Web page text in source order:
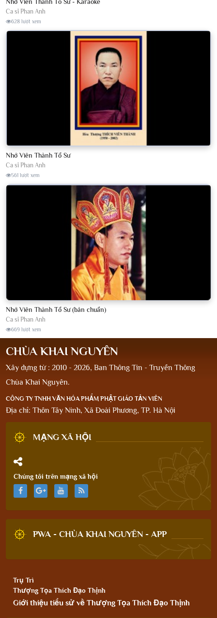
Ca sĩ Phan Anh
628 lượt xem
Nhớ Viên Thành Tổ Sư
Ca sĩ Phan Anh
561 lượt xem
Nhớ Viên Thành Tổ Sư (bản chuẩn)
Ca sĩ Phan Anh
669 lượt xem
CHÙA KHAI NGUYÊN
Xây dựng từ : 2010 - 2026, Ban Thông Tin - Truyền Thông
Chùa Khai Nguyên.
CÔNG TY TNHH VĂN HÓA PHẨM PHẬT GIÁO TẢN VIÊN
Địa chỉ: Thôn Tây Ninh, Xã Đoài Phương, TP. Hà Nội
MẠNG XÃ HỘI
Chúng tôi trên mạng xã hội
PWA - CHÙA KHAI NGUYÊN - APP
Trụ Trì
Thượng Tọa Thích Đạo Thịnh
Giới thiệu tiểu sử về Thượng Tọa Thích Đạo Thịnh